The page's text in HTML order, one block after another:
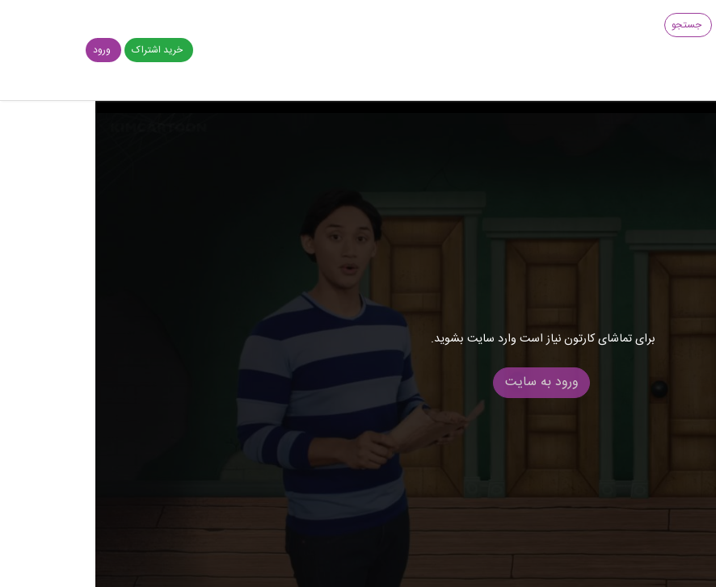
جستجو
خرید اشتراک
ورود
برای تماشای کارتون نیاز است وارد سایت بشوید.
ورود به سایت